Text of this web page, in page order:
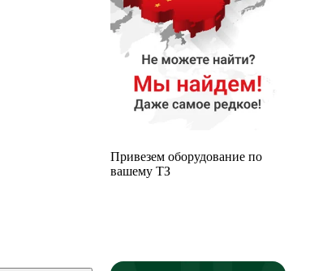
Привезем оборудование по
вашему ТЗ